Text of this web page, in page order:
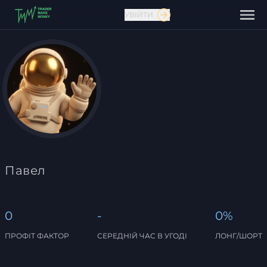
Зв'язатися з нами
УВІЙТИ
Павел
0
ПРОФІТ ФАКТОР
-
СЕРЕДНІЙ ЧАС В УГОДІ
0%
ЛОНГ/ШОРТ